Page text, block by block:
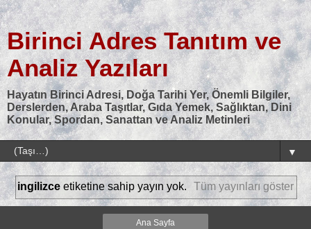
Birinci Adres Tanıtım ve
Analiz Yazıları
Hayatın Birinci Adresi, Doğa Tarihi Yer, Önemli Bilgiler,
Derslerden, Araba Taşıtlar, Gıda Yemek, Sağlıktan, Dini
Konular, Spordan, Sanattan ve Analiz Metinleri
▼
ingilizceetiketine sahip yayın yok. Tüm yayınları göster
Ana Sayfa